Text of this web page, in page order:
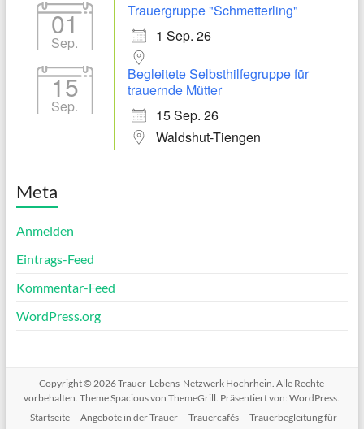
01
Sep.
Trauergruppe "Schmetterling"
1 Sep. 26
15
Sep.
Begleitete Selbsthilfegruppe für
trauernde Mütter
15 Sep. 26
Waldshut-Tiengen
Meta
Anmelden
Eintrags-Feed
Kommentar-Feed
WordPress.org
Copyright © 2026Trauer-Lebens-Netzwerk Hochrhein. Alle Rechte
vorbehalten. ThemeSpaciousvon ThemeGrill. Präsentiert von:WordPress.
Startseite
Angebote in der Trauer Trauercafés
Trauerbegleitung für